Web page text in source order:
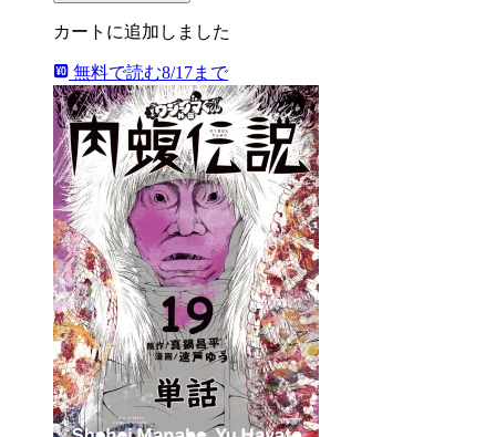
カートに追加しました
無料で読む8/17まで